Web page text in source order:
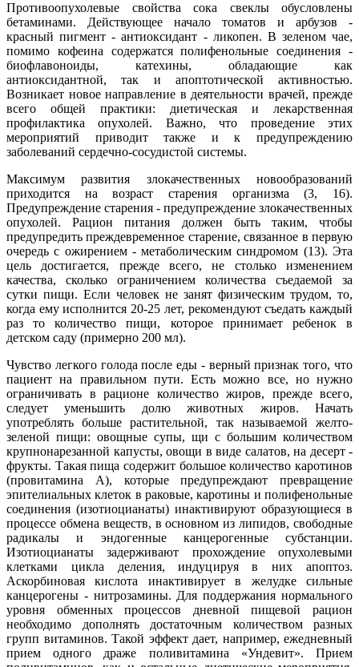
Противоопухолевые свойства сока свеклы обусловлены
бетаминами. Действующее начало томатов и арбузов -
красный пигмент - антиоксидант - ликопен. В зеленом чае,
помимо кофеина содержатся полифенольные соединения -
биофлавоноиды, катехины, обладающие как
антиоксидантной, так и апоптотической активностью.
Возникает новое направление в деятельности врачей, прежде
всего общей практики: диетическая и лекарственная
профилактика опухолей. Важно, что проведение этих
мероприятий приводит также и к предупреждению
заболеваний сердечно-сосудистой системы.
Максимум развития злокачественных новообразований
приходится на возраст старения организма (3, 16).
Предупреждение старения - предупреждение злокачественных
опухолей. Рацион питания должен быть таким, чтобы
предупредить преждевременное старение, связанное в первую
очередь с ожирением - метаболическим синдромом (13). Эта
цель достигается, прежде всего, не столько изменением
качества, сколько ограничением количества съедаемой за
сутки пищи. Если человек не занят физическим трудом, то,
когда ему исполнится 20-25 лет, рекомендуют съедать каждый
раз то количество пищи, которое принимает ребенок в
детском саду (примерно 200 мл).
Чувство легкого голода после еды - верный признак того, что
пациент на правильном пути. Есть можно все, но нужно
ограничивать в рационе количество жиров, прежде всего,
следует уменьшить долю животных жиров. Начать
употреблять больше растительной, так называемой желто-
зеленой пищи: овощные супы, щи с большим количеством
крупнонарезанной капусты, овощи в виде салатов, на десерт -
фрукты. Такая пища содержит большое количество каротинов
(провитамина А), которые предупреждают превращение
эпителиальных клеток в раковые, каротины и полифенольные
соединения (изотиоцианаты) инактивируют образующиеся в
процессе обмена веществ, в основном из липидов, свободные
радикалы и эндогенные канцерогенные субстанции.
Изотиоцианаты задерживают прохождение опухолевыми
клетками цикла деления, индуцируя в них апоптоз.
Аскорбиновая кислота инактивирует в желудке сильные
канцерогены - нитрозамины. Для поддержания нормального
уровня обменных процессов дневной пищевой рацион
необходимо дополнять достаточным количеством разных
групп витаминов. Такой эффект дает, например, ежедневный
прием одного драже поливитамина «Ундевит». Прием